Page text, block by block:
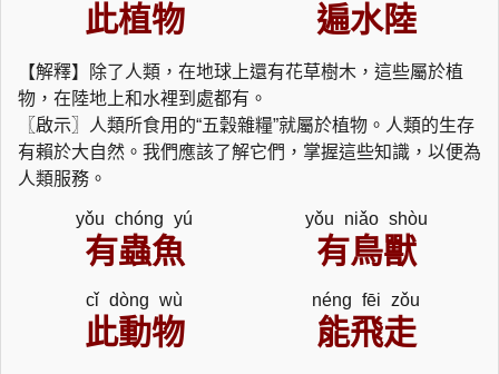
此植物 遍水陸
【解釋】除了人類，在地球上還有花草樹木，這些屬於植
物，在陸地上和水裡到處都有。
〖啟示〗人類所食用的“五穀雜糧”就屬於植物。人類的生存
有賴於大自然。我們應該了解它們，掌握這些知識，以便為
人類服務。
yǒu chóng yú yǒu niǎo shòu
有蟲魚 有鳥獸
cǐ dòng wù néng fēi zǒu
此動物 能飛走